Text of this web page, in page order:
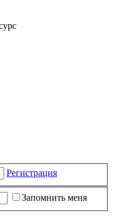
Регистрация
Запомнить меня